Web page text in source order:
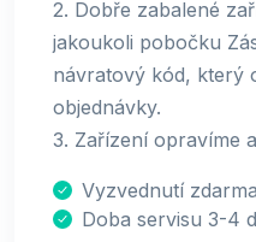
2. Dobře zabalené
jakoukoli pobočku
návratový kód, který
objednávky.
3. Zařízení opravíme
Vyzvednutí zdarma
Doba servisu 3-4